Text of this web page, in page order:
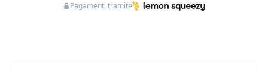
Pagamenti tramite